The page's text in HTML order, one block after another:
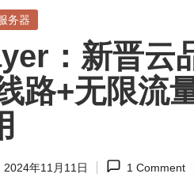
务器
：新晋云
路+无限流
2024年11月11日 1 Comment